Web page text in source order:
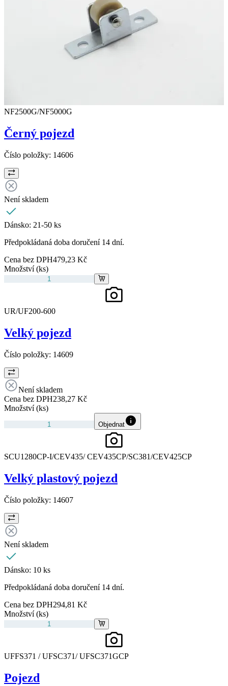
NF2500G/NF5000G
Černý pojezd
Číslo položky: 14606
Není skladem
Dánsko: 21-50 ks
Předpokládaná doba doručení 14 dní.
Cena bez DPH479,23 Kč
Množství (ks)
UR/UF200-600
Velký pojezd
Číslo položky: 14609
Není skladem
Cena bez DPH238,27 Kč
Množství (ks)
Objednat
SCU1280CP-I/CEV435/ CEV435CP/SC381/CEV425CP
Velký plastový pojezd
Číslo položky: 14607
Není skladem
Dánsko: 10 ks
Předpokládaná doba doručení 14 dní.
Cena bez DPH294,81 Kč
Množství (ks)
UFFS371 / UFSC371/ UFSC371GCP
Pojezd